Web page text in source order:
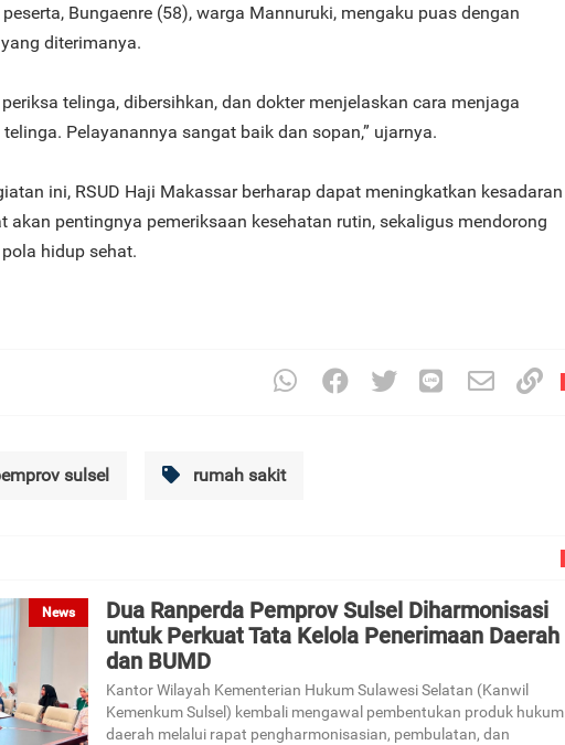
Bungaenre (58), warga Mannuruki, mengaku puas dengan
diterimanya.
telinga, dibersihkan, dan dokter menjelaskan cara menjaga
telinga. Pelayanannya sangat baik dan sopan,” ujarnya.
ini, RSUD Haji Makassar berharap dapat meningkatkan kesadaran
akan pentingnya pemeriksaan kesehatan rutin, sekaligus mendorong
hidup sehat.
sulsel rumah sakit
News
Dua Ranperda Pemprov Sulsel Diharmonisasi
untuk Perkuat Tata Kelola Penerimaan Daerah
dan BUMD
Kantor Wilayah Kementerian Hukum Sulawesi Selatan (Kanwil
Kemenkum Sulsel) kembali mengawal pembentukan produk hukum
daerah melalui rapat pengharmonisasian, pembulatan, dan